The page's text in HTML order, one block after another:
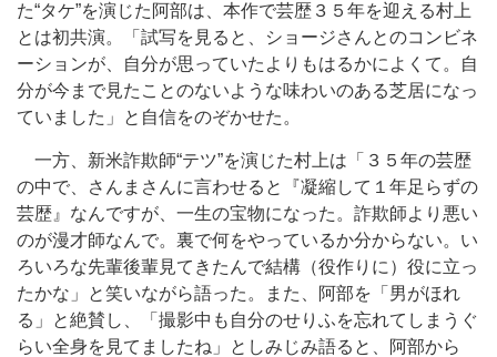
た“タケ”を演じた阿部は、本作で芸歴３５年を迎える村上
とは初共演。「試写を見ると、ショージさんとのコンビネ
ーションが、自分が思っていたよりもはるかによくて。自
分が今まで見たことのないような味わいのある芝居になっ
ていました」と自信をのぞかせた。
一方、新米詐欺師“テツ”を演じた村上は「３５年の芸歴
の中で、さんまさんに言わせると『凝縮して１年足らずの
芸歴』なんですが、一生の宝物になった。詐欺師より悪い
のが漫才師なんで。裏で何をやっているか分からない。い
ろいろな先輩後輩見てきたんで結構（役作りに）役に立っ
たかな」と笑いながら語った。また、阿部を「男がほれ
る」と絶賛し、「撮影中も自分のせりふを忘れてしまうぐ
らい全身を見てましたね」としみじみ語ると、阿部から